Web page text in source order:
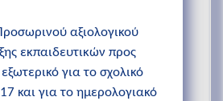
αξιολογικού
εκπαιδευτικών προς
για το σχολικό
και για το ημερολογιακό